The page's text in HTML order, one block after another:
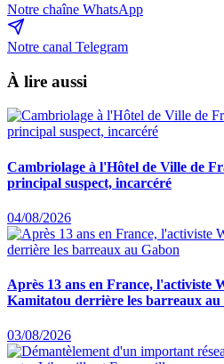
Notre chaîne WhatsApp
Notre canal Telegram
À lire aussi
Cambriolage à l'Hôtel de Ville de
principal suspect, incarcéré
04/08/2026
Après 13 ans en France, l'activiste
Kamitatou derrière les barreaux au
03/08/2026